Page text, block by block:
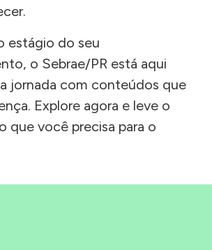
estágio do seu
o Sebrae/PR está aqui
jornada com conteúdos que
Explore agora e leve o
que você precisa para o